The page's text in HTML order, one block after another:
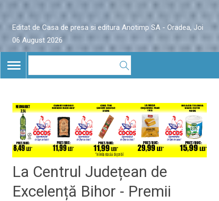
Editat de Casa de presa si editura Anotimp SA - Oradea, Joi
06 August 2026
TOGGLE
NAVIGATION
La Centrul Județean de
Excelență Bihor - Premii